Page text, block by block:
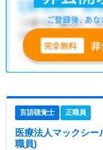
言語聴覚士 正職員
医療法人マックシー
職員)